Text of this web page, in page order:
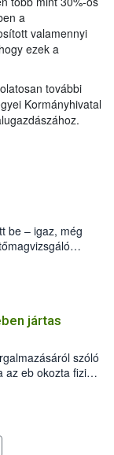
a
valamennyi
ezek a
további
Kormányhivatal
be – igaz, még
Győző által
jártas
szóló
eb okozta fizikai
felmerülő
tartását és annak
jártas szakértőt.